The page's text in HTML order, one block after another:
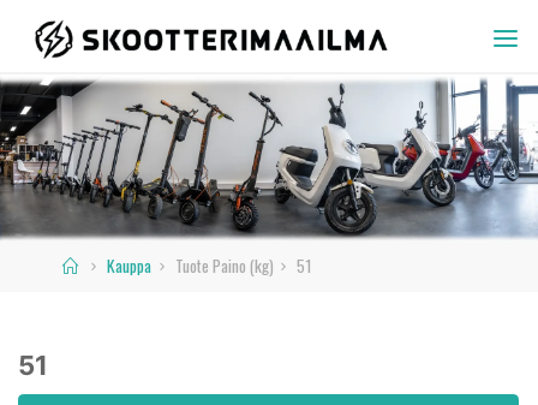
content
SKOOTTERIMAAILMA
HomeKauppa Tuote Paino (kg) 51
51